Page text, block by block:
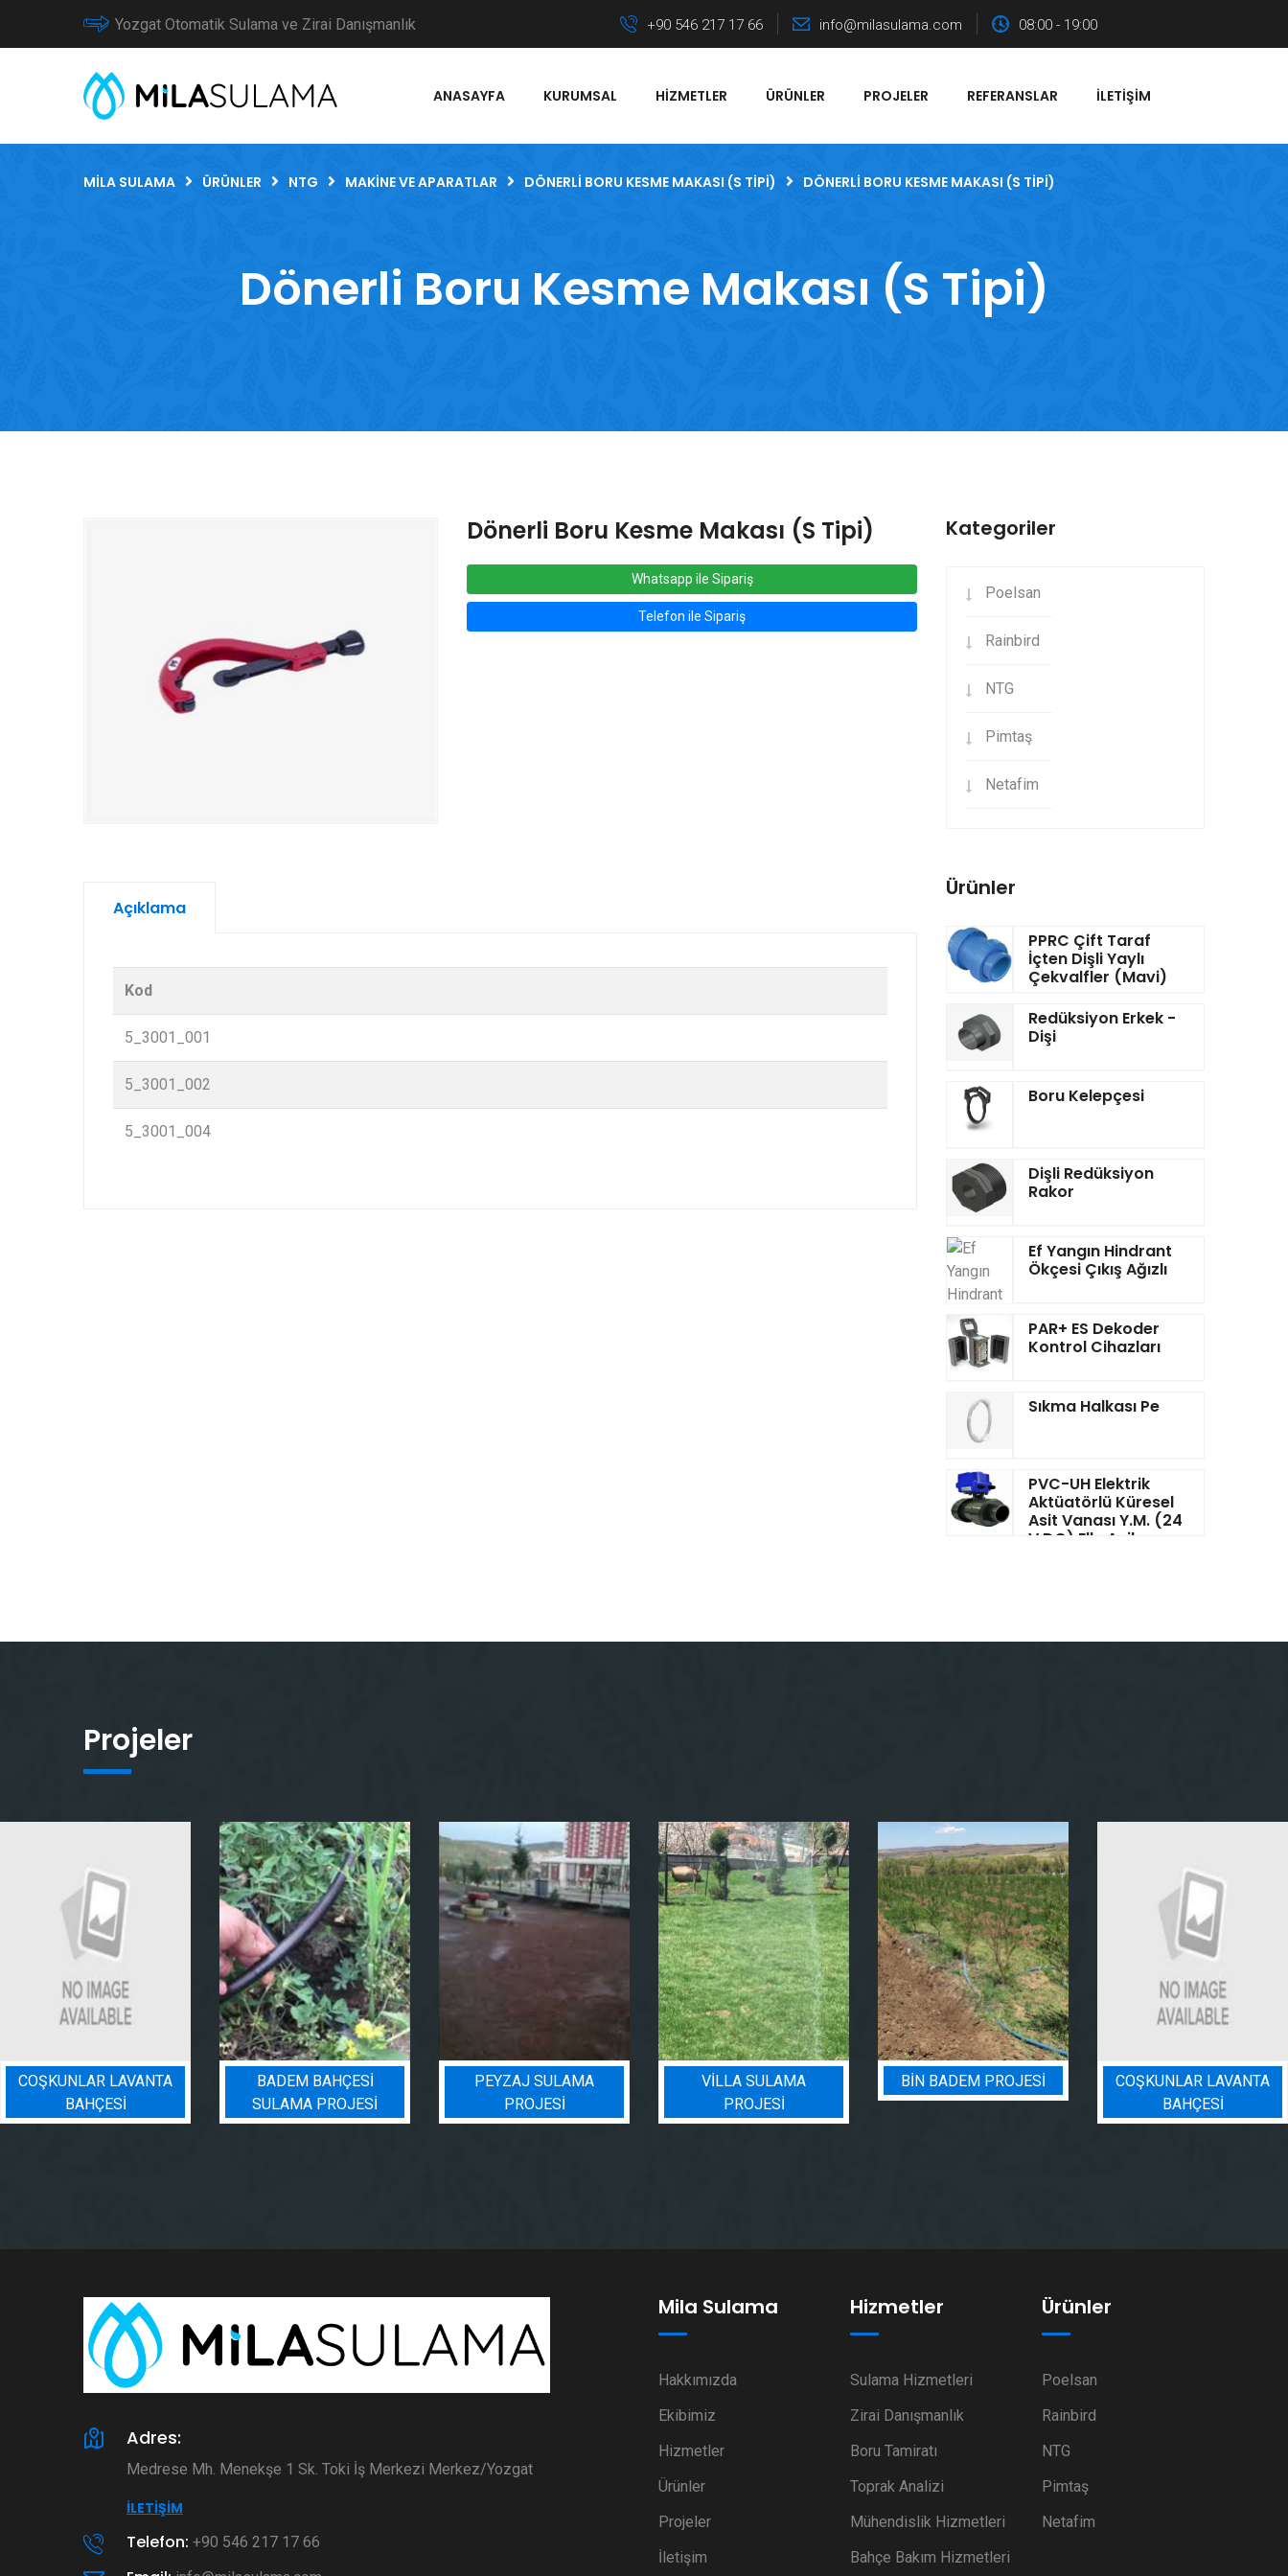
Yozgat Otomatik Sulama ve Zirai Danışmanlık +90 546 217 17 66 info@milasulama.com 08:00 - 19:00
ANASAYFA KURUMSAL HIZMETLER ÜRÜNLER PROJELER REFERANSLAR İLETIŞIM
MILA SULAMA ÜRÜNLER NTG MAKINE VE APARATLAR DÖNERLI BORU KESME MAKASI (S TIPI) DÖNERLI BORU KESME MAKASI (S TIPI)
Dönerli Boru Kesme Makası (S Tipi)
Dönerli Boru Kesme Makası (S Tipi)
Whatsapp ile Sipariş
Telefon ile Sipariş
Açıklama
Kod
5_3001_001
5_3001_002
5_3001_004
Kategoriler
Poelsan
Rainbird
NTG
Pimtaş
Netafim
Ürünler
PPRC Çift Taraf
İçten Dişli Yaylı
Çekvalfler (Mavi)
Redüksiyon Erkek -
Dişi
Boru Kelepçesi
Dişli Redüksiyon
Rakor
Ef Yangın Hindrant
Ökçesi Çıkış Ağızlı
PAR+ ES Dekoder
Kontrol Cihazları
Sıkma Halkası Pe
PVC-UH Elektrik
Aktüatörlü Küresel
Asit Vanası Y.M. (24
V DC) Elle Acil
Projeler
COŞKUNLAR LAVANTA
BAHÇESİ
BADEM BAHÇESI
SULAMA PROJESI
PEYZAJ SULAMA
PROJESI
VILLA SULAMA
PROJESI
BIN BADEM PROJESI
COŞKUNLAR LAVANTA
BAHÇESİ
Adres:
Medrese Mh. Menekşe 1 Sk. Toki İş Merkezi Merkez/Yozgat
İLETIŞIM
Telefon: +90 546 217 17 66
Mila Sulama
Hakkımızda
Ekibimiz
Hizmetler
Ürünler
Projeler
İletişim
Hizmetler
Sulama Hizmetleri
Zirai Danışmanlık
Boru Tamiratı
Toprak Analizi
Mühendislik Hizmetleri
Bahçe Bakım Hizmetleri
Ürünler
Poelsan
Rainbird
NTG
Pimtaş
Netafim